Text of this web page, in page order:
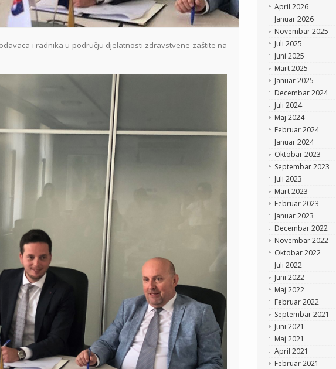
i radnika u području djelatnosti zdravstvene zaštite na
April 2026
Januar 2026
Novembar 2025
Juli 2025
Juni 2025
Mart 2025
Januar 2025
Decembar 2024
Juli 2024
Maj 2024
Februar 2024
Januar 2024
Oktobar 2023
Septembar 2023
Juli 2023
Mart 2023
Februar 2023
Januar 2023
Decembar 2022
Novembar 2022
Oktobar 2022
Juli 2022
Juni 2022
Maj 2022
Februar 2022
Septembar 2021
Juni 2021
Maj 2021
April 2021
Februar 2021